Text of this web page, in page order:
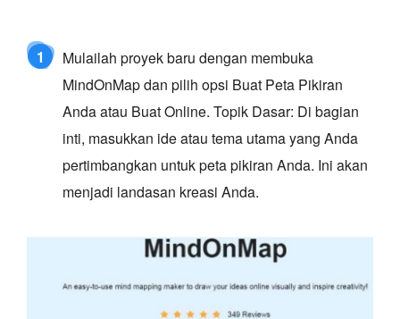
1
Mulailah proyek baru dengan membuka
MindOnMap dan pilih opsi Buat Peta Pikiran
Anda atau Buat Online. Topik Dasar: Di bagian
inti, masukkan ide atau tema utama yang Anda
pertimbangkan untuk peta pikiran Anda. Ini akan
menjadi landasan kreasi Anda.